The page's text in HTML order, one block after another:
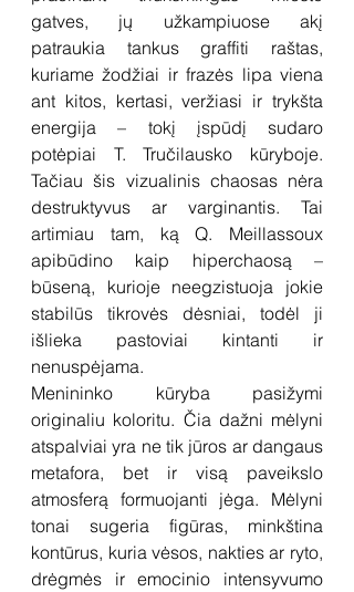
gatves, jų užkampiuose akį
patraukia tankus graffiti raštas,
kuriame žodžiai ir frazės lipa viena
ant kitos, kertasi, veržiasi ir trykšta
energija – tokį įspūdį sudaro
potėpiai T. Tručilausko kūryboje.
Tačiau šis vizualinis chaosas nėra
destruktyvus ar varginantis. Tai
artimiau tam, ką Q. Meillassoux
apibūdino kaip hiperchaosą –
būseną, kurioje neegzistuoja jokie
stabilūs tikrovės dėsniai, todėl ji
išlieka pastoviai kintanti ir
nenuspėjama.
Menininko kūryba pasižymi
originaliu koloritu. Čia dažni mėlyni
atspalviai yra ne tik jūros ar dangaus
metafora, bet ir visą paveikslo
atmosferą formuojanti jėga. Mėlyni
tonai sugeria figūras, minkština
kontūrus, kuria vėsos, nakties ar ryto,
drėgmės ir emocinio intensyvumo